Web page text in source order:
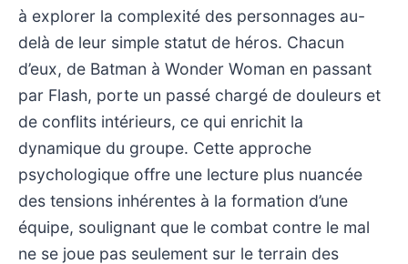
à explorer la complexité des personnages au-
delà de leur simple statut de héros. Chacun
d’eux, de Batman à Wonder Woman en passant
par Flash, porte un passé chargé de douleurs et
de conflits intérieurs, ce qui enrichit la
dynamique du groupe. Cette approche
psychologique offre une lecture plus nuancée
des tensions inhérentes à la formation d’une
équipe, soulignant que le combat contre le mal
ne se joue pas seulement sur le terrain des